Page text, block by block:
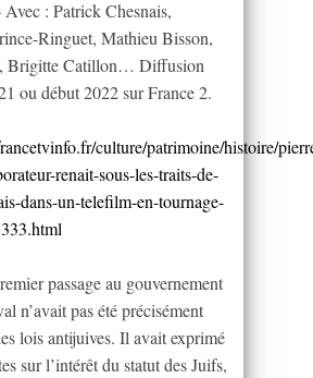
: Patrick Chesnais,
Ringuet, Mathieu Bisson,
Brigitte Catillon… Diffusion
ou début 2022 sur France 2.
culture/patrimoine/histoire/
renait-sous-les-traits-de-
dans-un-telefilm-en-tournage-
passage au gouvernement
n’avait pas été précisément
lois antijuives. Il avait exprimé
sur l’intérêt du statut des Juifs,